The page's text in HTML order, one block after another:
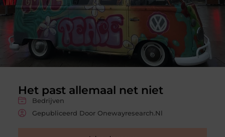
Het past allemaal net niet
Bedrijven
Gepubliceerd Door Onewayresearch.nl